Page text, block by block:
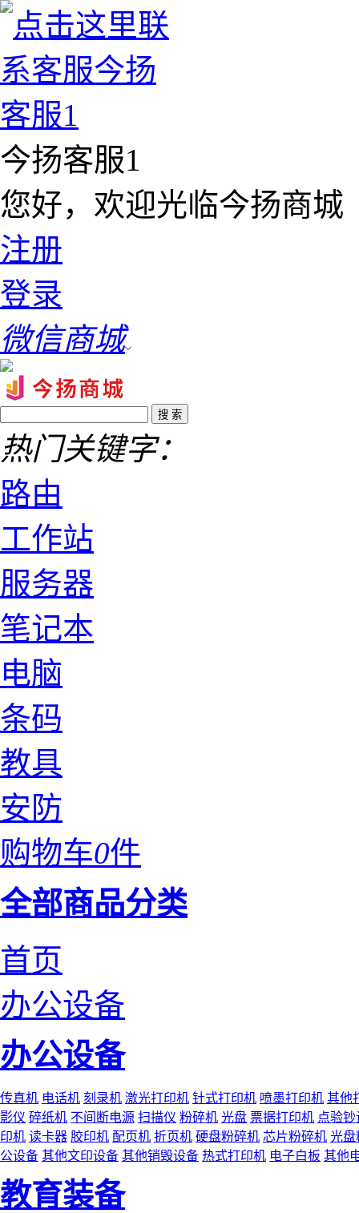
今扬客服1
您好，欢迎光临今扬商城
注册
登录
微信商城
热门关键字：
路由
工作站
服务器
笔记本
电脑
条码
教具
安防
购物车0件
全部商品分类
首页
办公设备
办公设备
传真机 电话机 刻录机 激光打印机 针式打印机 喷墨打印机 其他
影仪 碎纸机 不间断电源 扫描仪 粉碎机 光盘 票据打印机 点验钞
印机 读卡器 胶印机 配页机 折页机 硬盘粉碎机 芯片粉碎机 光盘
公设备 其他文印设备 其他销毁设备 热式打印机 电子白板 其他
教育装备